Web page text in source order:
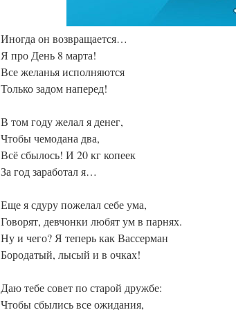
Иногда он возвращается…
Я про День 8 марта!
Все желанья исполняются
Только задом наперед!
В том году желал я денег,
Чтобы чемодана два,
Всё сбылось! И 20 кг копеек
За год заработал я…
Еще я сдуру пожелал себе ума,
Говорят, девчонки любят ум в парнях.
Ну и чего? Я теперь как Вассерман
Бородатый, лысый и в очках!
Даю тебе совет по старой дружбе:
Чтобы сбылись все ожидания,